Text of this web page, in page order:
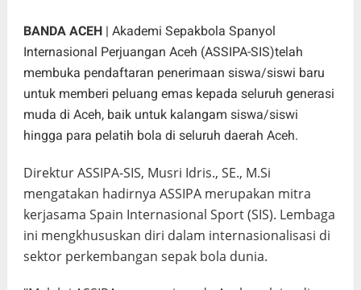
BANDA ACEH| Akademi Sepakbola Spanyol
Internasional Perjuangan Aceh (ASSIPA-SIS)telah
membuka pendaftaran penerimaan siswa/siswi baru
untuk memberi peluang emas kepada seluruh generasi
muda di Aceh, baik untuk kalangam siswa/siswi
hingga para pelatih bola di seluruh daerah Aceh.
Direktur ASSIPA-SIS, Musri Idris., SE., M.Si
mengatakan hadirnya ASSIPA merupakan mitra
kerjasama Spain Internasional Sport (SIS). Lembaga
ini mengkhususkan diri dalam internasionalisasi di
sektor perkembangan sepak bola dunia.